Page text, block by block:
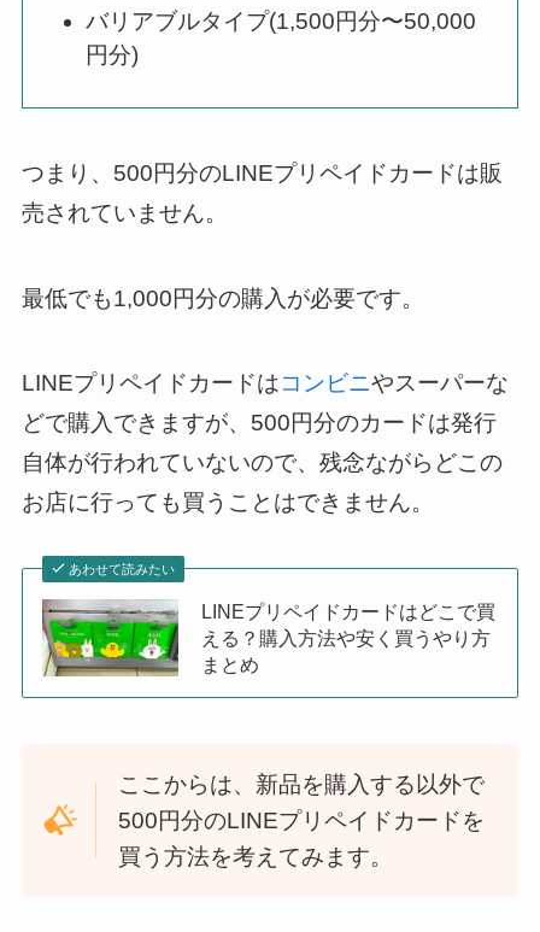
バリアブルタイプ(1,500円分〜50,000
円分)
つまり、500円分のLINEプリペイドカードは販
売されていません。
最低でも1,000円分の購入が必要です。
LINEプリペイドカードはコンビニやスーパーな
どで購入できますが、500円分のカードは発行
自体が行われていないので、残念ながらどこの
お店に行っても買うことはできません。
あわせて読みたい
LINEプリペイドカードはどこで買
える？購入方法や安く買うやり方
まとめ
ここからは、新品を購入する以外で
500円分のLINEプリペイドカードを
買う方法を考えてみます。